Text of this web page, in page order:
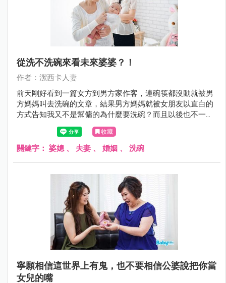
從洗不洗碗來看未來婆婆？！
作者：潔西卡人妻
前天剛好看到一篇女方到男方家作客，連碗筷都沒動就被男
方媽媽叫去洗碗的文章，結果男方媽媽就被女朋友以直白的
方式告知我又不是幫傭的為什麼要洗碗？而且以後也不一定
嫁給你兒子？！女生美式作風比較直接、家裡也比男方有
錢，當然就引發了各方的論戰。
收藏
關鍵字： 婆媳 、 夫妻 、 婚姻 、 洗碗
寧願相信這世界上有鬼，也不要相信公婆說把你當
女兒的嘴